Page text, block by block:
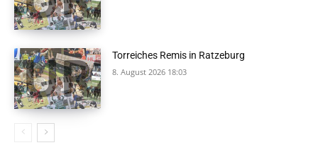
Torreiches Remis in Ratzeburg
8. August 2026 18:03